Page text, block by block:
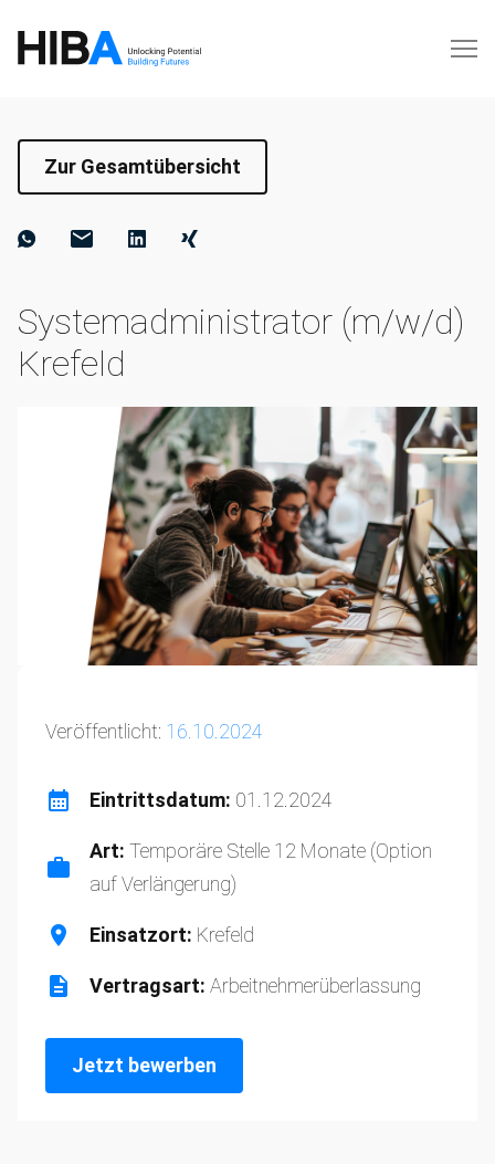
Zur Gesamtübersicht
Systemadministrator (m/w/d)
Krefeld⁠
Veröffentlicht: 16.10.2024
Eintrittsdatum: 01.12.2024
Art: Temporäre Stelle 12 Monate (Option
auf Verlängerung)
Einsatzort: Krefeld⁠
Vertragsart: Arbeitnehmerüberlassung
Jetzt bewerben